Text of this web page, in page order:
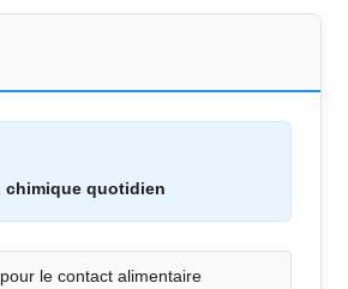
chimique quotidien
le contact alimentaire